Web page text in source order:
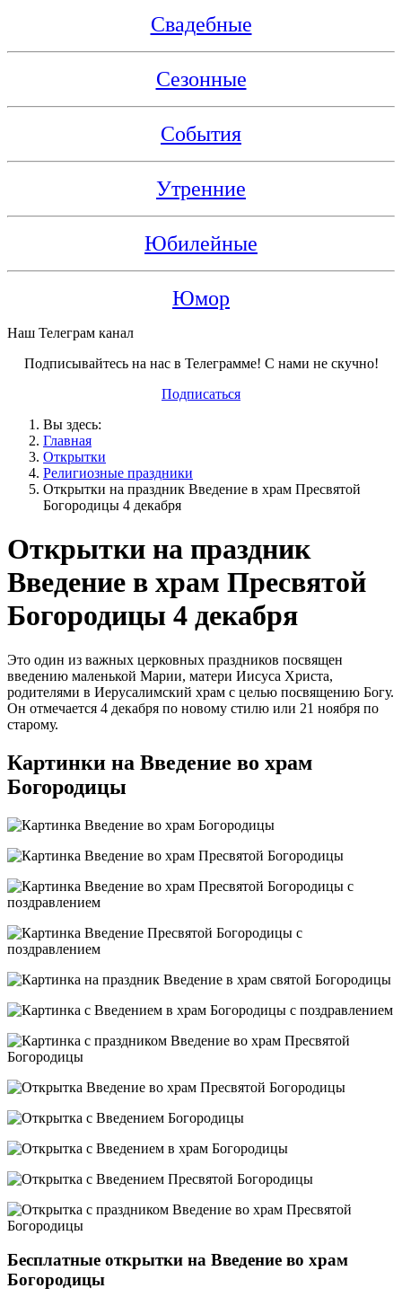
Свадебные
Сезонные
События
Утренние
Юбилейные
Юмор
Наш Телеграм канал
Подписывайтесь на нас в Телеграмме! С нами не скучно!
Подписаться
Вы здесь:
Главная
Открытки
Религиозные праздники
Открытки на праздник Введение в храм Пресвятой
Богородицы 4 декабря
Открытки на праздник
Введение в храм Пресвятой
Богородицы 4 декабря
Это один из важных церковных праздников посвящен
введению маленькой Марии, матери Иисуса Христа,
родителями в Иерусалимский храм с целью посвящению Богу.
Он отмечается 4 декабря по новому стилю или 21 ноября по
старому.
Картинки на Введение во храм
Богородицы
Бесплатные открытки на Введение во храм
Богородицы